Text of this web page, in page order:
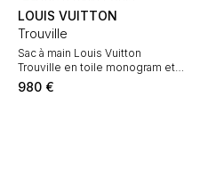
LOUIS VUITTON
Trouville
Sac à main Louis Vuitton
Trouville en toile monogram et
cuir naturel
980 €